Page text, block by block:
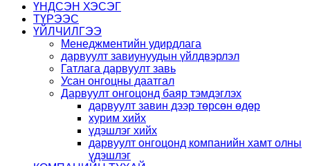
ҮНДСЭН ХЭСЭГ
ТҮРЭЭС
ҮЙЛЧИЛГЭЭ
Менеджментийн удирдлага
дарвуулт завиунуудын үйлдвэрлэл
Гатлага дарвуулт завь
Усан онгоцны даатгал
Дарвуулт онгоцонд баяр тэмдэглэх
дарвуулт завин дээр төрсөн өдөр
хурим хийх
үдэшлэг хийх
дарвуулт онгоцонд компанийн хамт олны
үдэшлэг